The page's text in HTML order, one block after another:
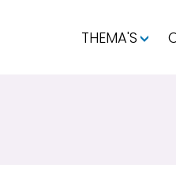
THEMA'S